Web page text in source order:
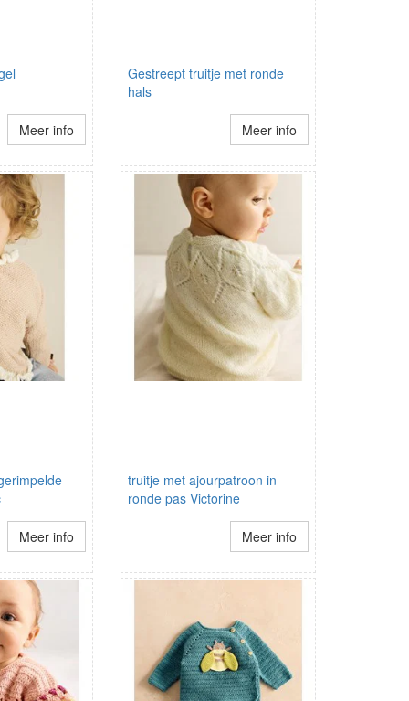
Meer info
Gestreept truitje met ronde
hals
Meer info
Meer info
truitje met ajourpatroon in
ronde pas Victorine
Meer info